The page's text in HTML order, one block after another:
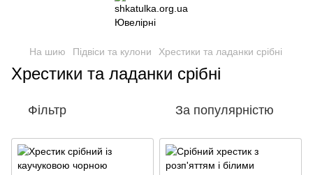
На шию Підвіси та кулони Хрестики та ладанки срібні
Хрестики та ладанки срібні
Фільтр За популярністю